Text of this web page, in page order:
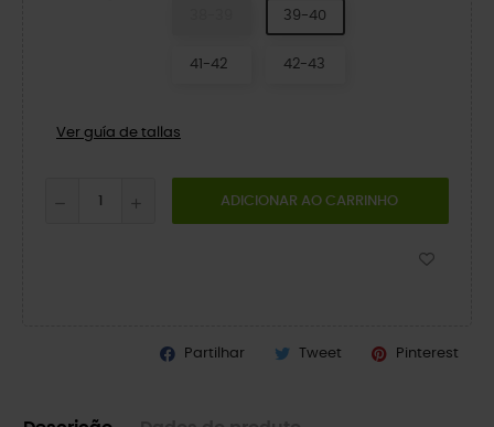
39-40
41-42 42-43
Ver guía de tallas
ADICIONAR AO CARRINHO
Partilhar Tweet Pinterest